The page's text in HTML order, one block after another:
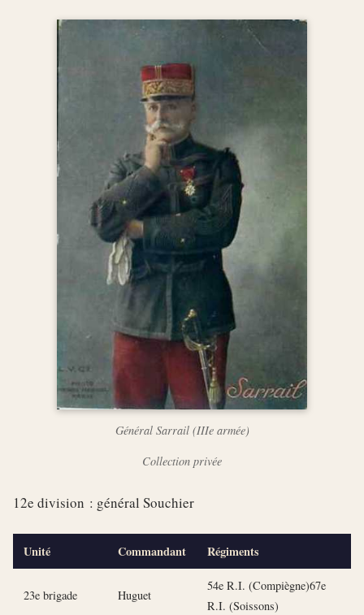
Général Sarrail (IIIe armée)
Collection privée
12e division : général Souchier
Unité Commandant Régiments
23e brigade Huguet
54e R.I. (Compiègne)67e
R.I. (Soissons)